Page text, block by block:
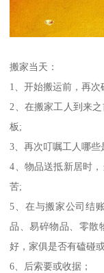
搬家当天：
1、开始搬运前，再
2、在搬家工人到来
板;
3、再次叮嘱工人哪
4、物品送抵新居时
苦;
5、在与搬家公司结
品、易碎物品、零散
好，家俱是否有磕碰
6、后索要或收据；